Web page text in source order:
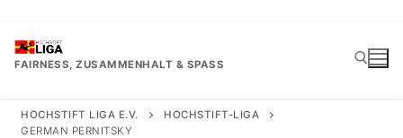
springen
FAIRNESS, ZUSAMMENHALT & SPASS
HOCHSTIFT LIGA E.V.
HOCHSTIFT-LIGA
GERMAN PERNITSKY